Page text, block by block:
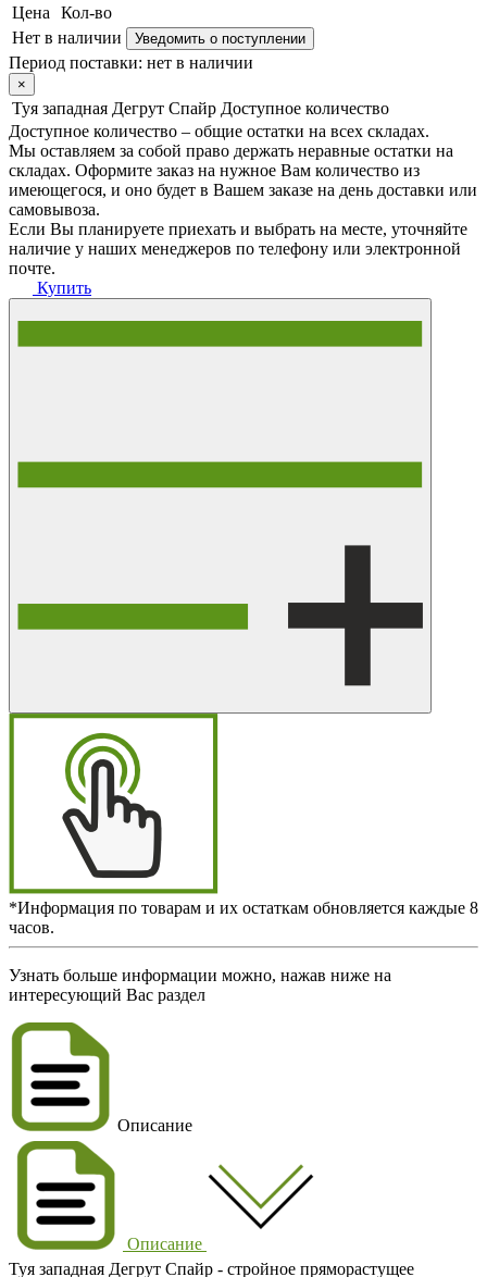
Цена
Кол-во
Нет в наличии
Уведомить о поступлении
Период поставки: нет в наличии
×
Туя западная Дегрут Спайр Доступное количество
Доступное количество – общие остатки на всех складах.
Мы оставляем за собой право держать неравные остатки на
складах. Оформите заказ на нужное Вам количество из
имеющегося, и оно будет в Вашем заказе на день доставки или
самовывоза.
Если Вы планируете приехать и выбрать на месте, уточняйте
наличие у наших менеджеров по телефону или электронной
почте.
Купить
*Информация по товарам и их остаткам обновляется каждые 8
часов.
Узнать больше информации можно, нажав ниже на
интересующий Вас раздел
Описание
Описание
Туя западная Дегрут Спайр - стройное пряморастущее